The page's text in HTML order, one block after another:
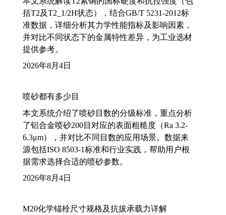
括T2及T2_1/2H状态），结合GB/T 5231-2012标
准数据，详细分析其力学性能指标及影响因素，
并对比不同状态下的金属特性差异，为工业选材
提供参考。
2026年8月4日
喷砂都有多少目
本文系统介绍了喷砂目数的分级标准，重点分析
了铝合金喷砂200目对应的表面粗糙度（Ra 3.2-
6.3μm），并对比不同目数的应用场景。数据来
源包括ISO 8503-1标准和行业实践，帮助用户根
据需求选择合适的喷砂参数。
2026年8月4日
M20化学锚栓尺寸规格及抗拔承载力详解